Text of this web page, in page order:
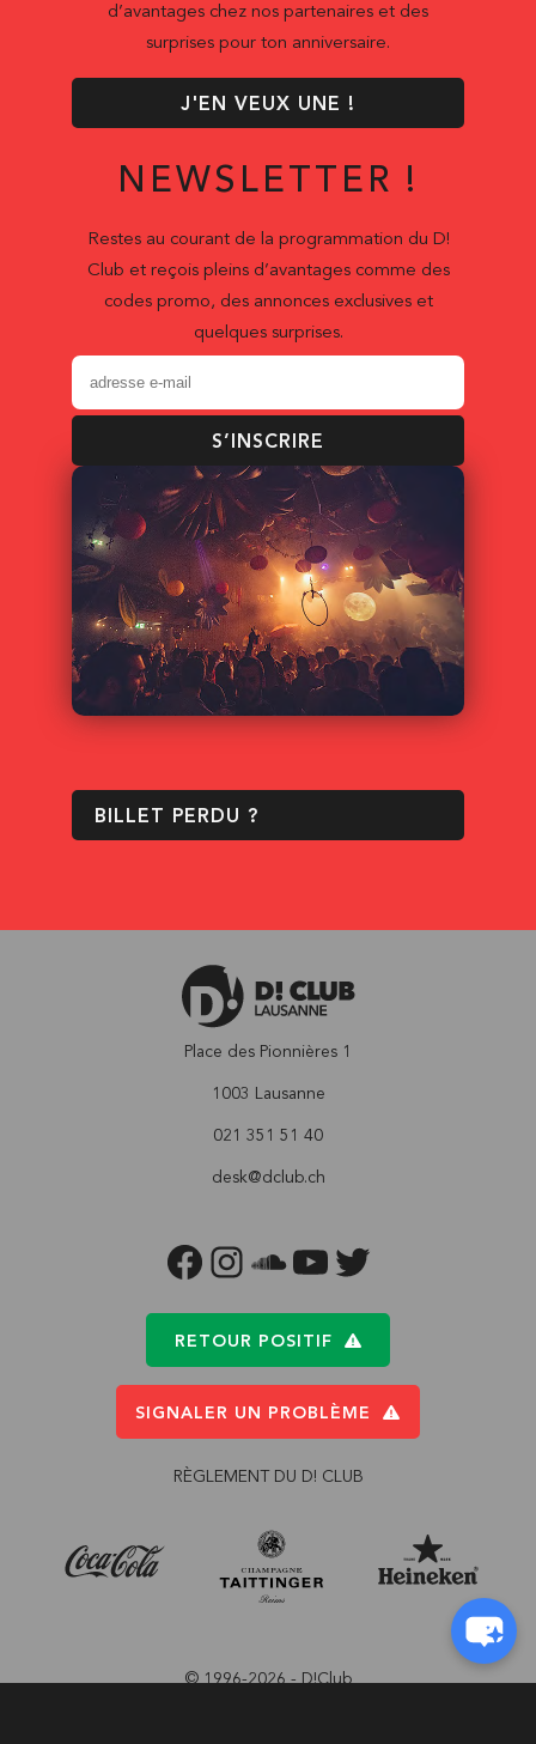
d’avantages chez nos partenaires et des
surprises pour ton anniversaire.
J'EN VEUX UNE !
NEWSLETTER !
Restes au courant de la programmation du D!
Club et reçois pleins d’avantages comme des
codes promo, des annonces exclusives et
quelques surprises.
S’INSCRIRE
BILLET PERDU ?
Place des Pionnières 1
1003 Lausanne
021 351 51 40
desk@dclub.ch
FACEBOOKINSTAGRAM
SOUNDCLOUD
YOUTUBETWITTER
RETOUR POSITIF
SIGNALER UN PROBLÈME
RÈGLEMENT DU D! CLUB
© 1996-2026 - D!Club